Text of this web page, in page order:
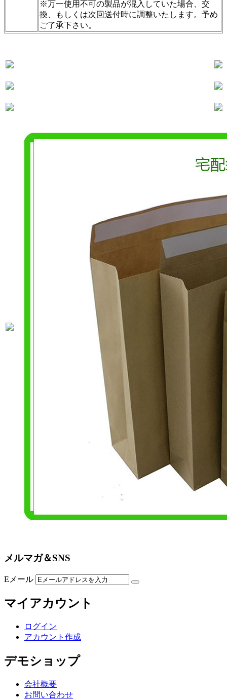
※万一使用不可の製品が混入していた場合、交
換、もしくは次回送付時に調整いたします。予め
ご了承下さい。
メルマガ＆SNS
Eメール
マイアカウント
ログイン
アカウント作成
デモショップ
会社概要
お問い合わせ